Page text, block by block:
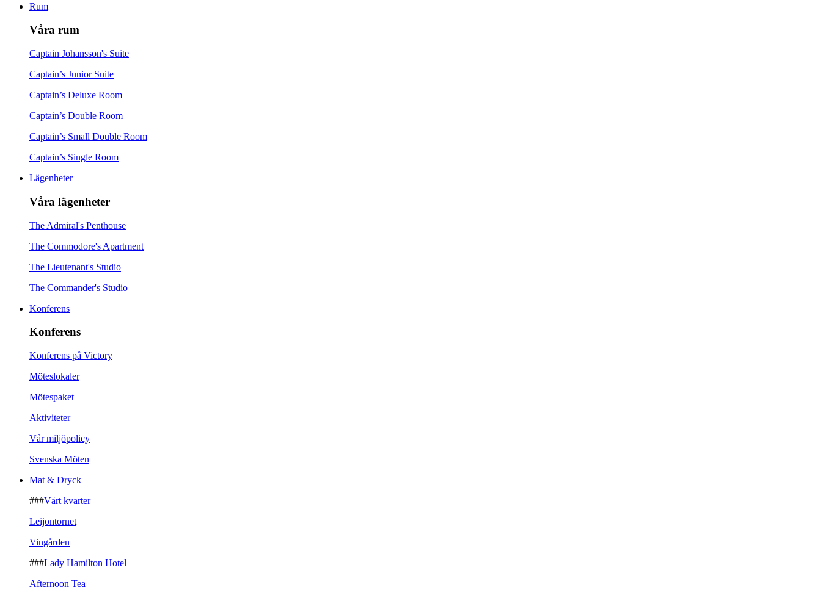
Rum
Våra rum
Captain Johansson's Suite
Captain’s Junior Suite
Captain’s Deluxe Room
Captain’s Double Room
Captain’s Small Double Room
Captain’s Single Room
Lägenheter
Våra lägenheter
The Admiral's Penthouse
The Commodore's Apartment
The Lieutenant's Studio
The Commander's Studio
Konferens
Konferens
Konferens på Victory
Möteslokaler
Mötespaket
Aktiviteter
Vår miljöpolicy
Svenska Möten
Mat & Dryck
###Vårt kvarter
Leijontornet
Vingården
###Lady Hamilton Hotel
Afternoon Tea